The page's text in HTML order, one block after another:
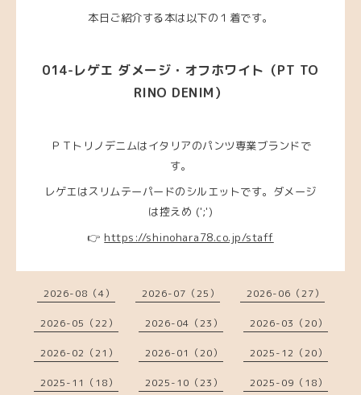
本日ご紹介する本は以下の１着です。
014-レゲエ ダメージ・オフホワイト （PT TO
RINO DENIM）
ＰＴトリノデニムはイタリアのパンツ専業ブランドで
す。
レゲエはスリムテーパードのシルエットです。ダメージ
は控えめ (';')
👉 https://shinohara78.co.jp/staff
2026-08（4） 2026-07（25） 2026-06（27）
2026-05（22） 2026-04（23） 2026-03（20）
2026-02（21） 2026-01（20） 2025-12（20）
2025-11（18） 2025-10（23） 2025-09（18）